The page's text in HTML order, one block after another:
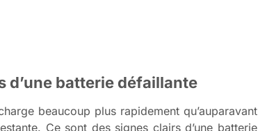
d’une batterie défaillante
beaucoup plus rapidement qu’auparavant
Ce sont des signes clairs d’une batterie